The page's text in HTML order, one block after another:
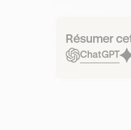
Résumer
ChatGPT